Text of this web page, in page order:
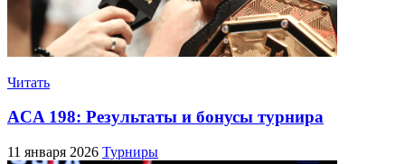
Читать
ACA 198: Результаты и бонусы турнира
11 января 2026 Турниры